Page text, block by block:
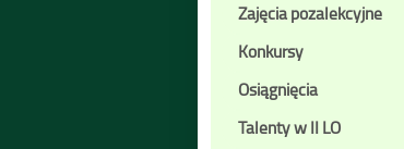
Zajęcia pozalekcyjne
Konkursy
Osiągnięcia
Talenty w II LO